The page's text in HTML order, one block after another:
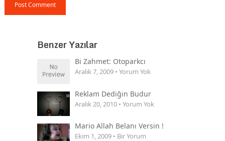
Benzer Yazılar
Bi Zahmet: Otoparkcı
Aralık 7, 2009 • Yorum Yok
Reklam Dediğin Budur
Aralık 20, 2010 • Yorum Yok
Mario Allah Belanı Versin !
Ekim 1, 2009 • Bir Yorum